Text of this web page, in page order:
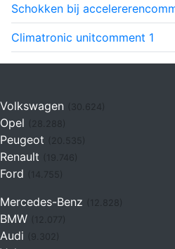
Schokken bij accelereren
Climatronic unitcomment 1
Volkswagen (30.624)
Opel
Peugeot
Renault (19.746)
Ford (14.755)
Mercedes-Benz
BMW
Audi